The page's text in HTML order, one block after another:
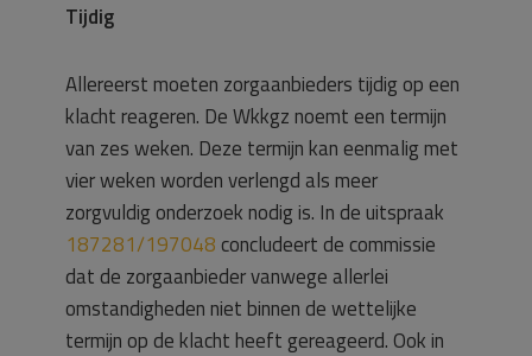
Tijdig
Allereerst moeten zorgaanbieders tijdig op een
klacht reageren. De Wkkgz noemt een termijn
van zes weken. Deze termijn kan eenmalig met
vier weken worden verlengd als meer
zorgvuldig onderzoek nodig is. In de uitspraak
187281/197048concludeert de commissie
dat de zorgaanbieder vanwege allerlei
omstandigheden niet binnen de wettelijke
termijn op de klacht heeft gereageerd. Ook in